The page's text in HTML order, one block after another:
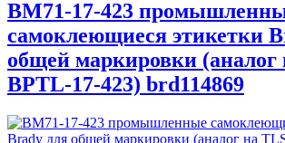
BM71-17-423
самоклеющиеся этикетки
общей маркировки
BPTL-17-423) brd114869